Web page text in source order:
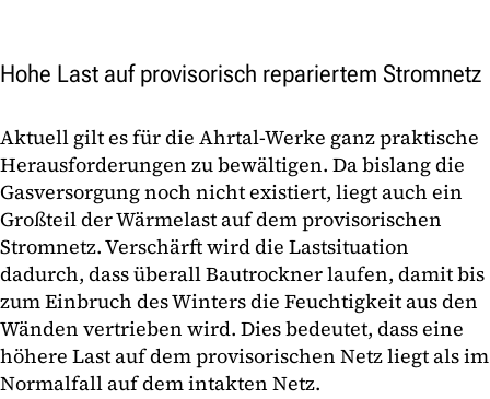
Hohe Last auf provisorisch repariertem Stromnetz
Aktuell gilt es für die Ahrtal-Werke ganz praktische
Herausforderungen zu bewältigen. Da bislang die
Gasversorgung noch nicht existiert, liegt auch ein
Großteil der Wärmelast auf dem provisorischen
Stromnetz. Verschärft wird die Lastsituation
dadurch, dass überall Bautrockner laufen, damit bis
zum Einbruch des Winters die Feuchtigkeit aus den
Wänden vertrieben wird. Dies bedeutet, dass eine
höhere Last auf dem provisorischen Netz liegt als im
Normalfall auf dem intakten Netz.